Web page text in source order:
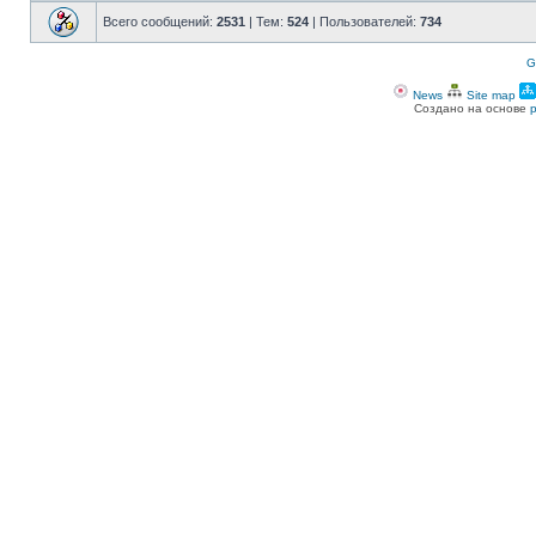
Всего сообщений: 2531 | Тем: 524 | Пользователей: 734
News Site map
Создано на основе